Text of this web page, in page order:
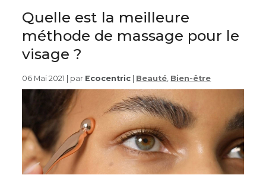
Quelle est la meilleure
méthode de massage pour le
visage ?
06 Mai 2021 | par Ecocentric Beauté Bien-être